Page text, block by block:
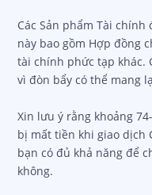
Các Sản phẩm Tài
này bao gồm Hợp đồng
tài chính phức tạp khác.
vì đòn bẩy có thể mang
Xin lưu ý rằng khoảng
bị mất tiền khi giao dịch
bạn có đủ khả năng để
không.